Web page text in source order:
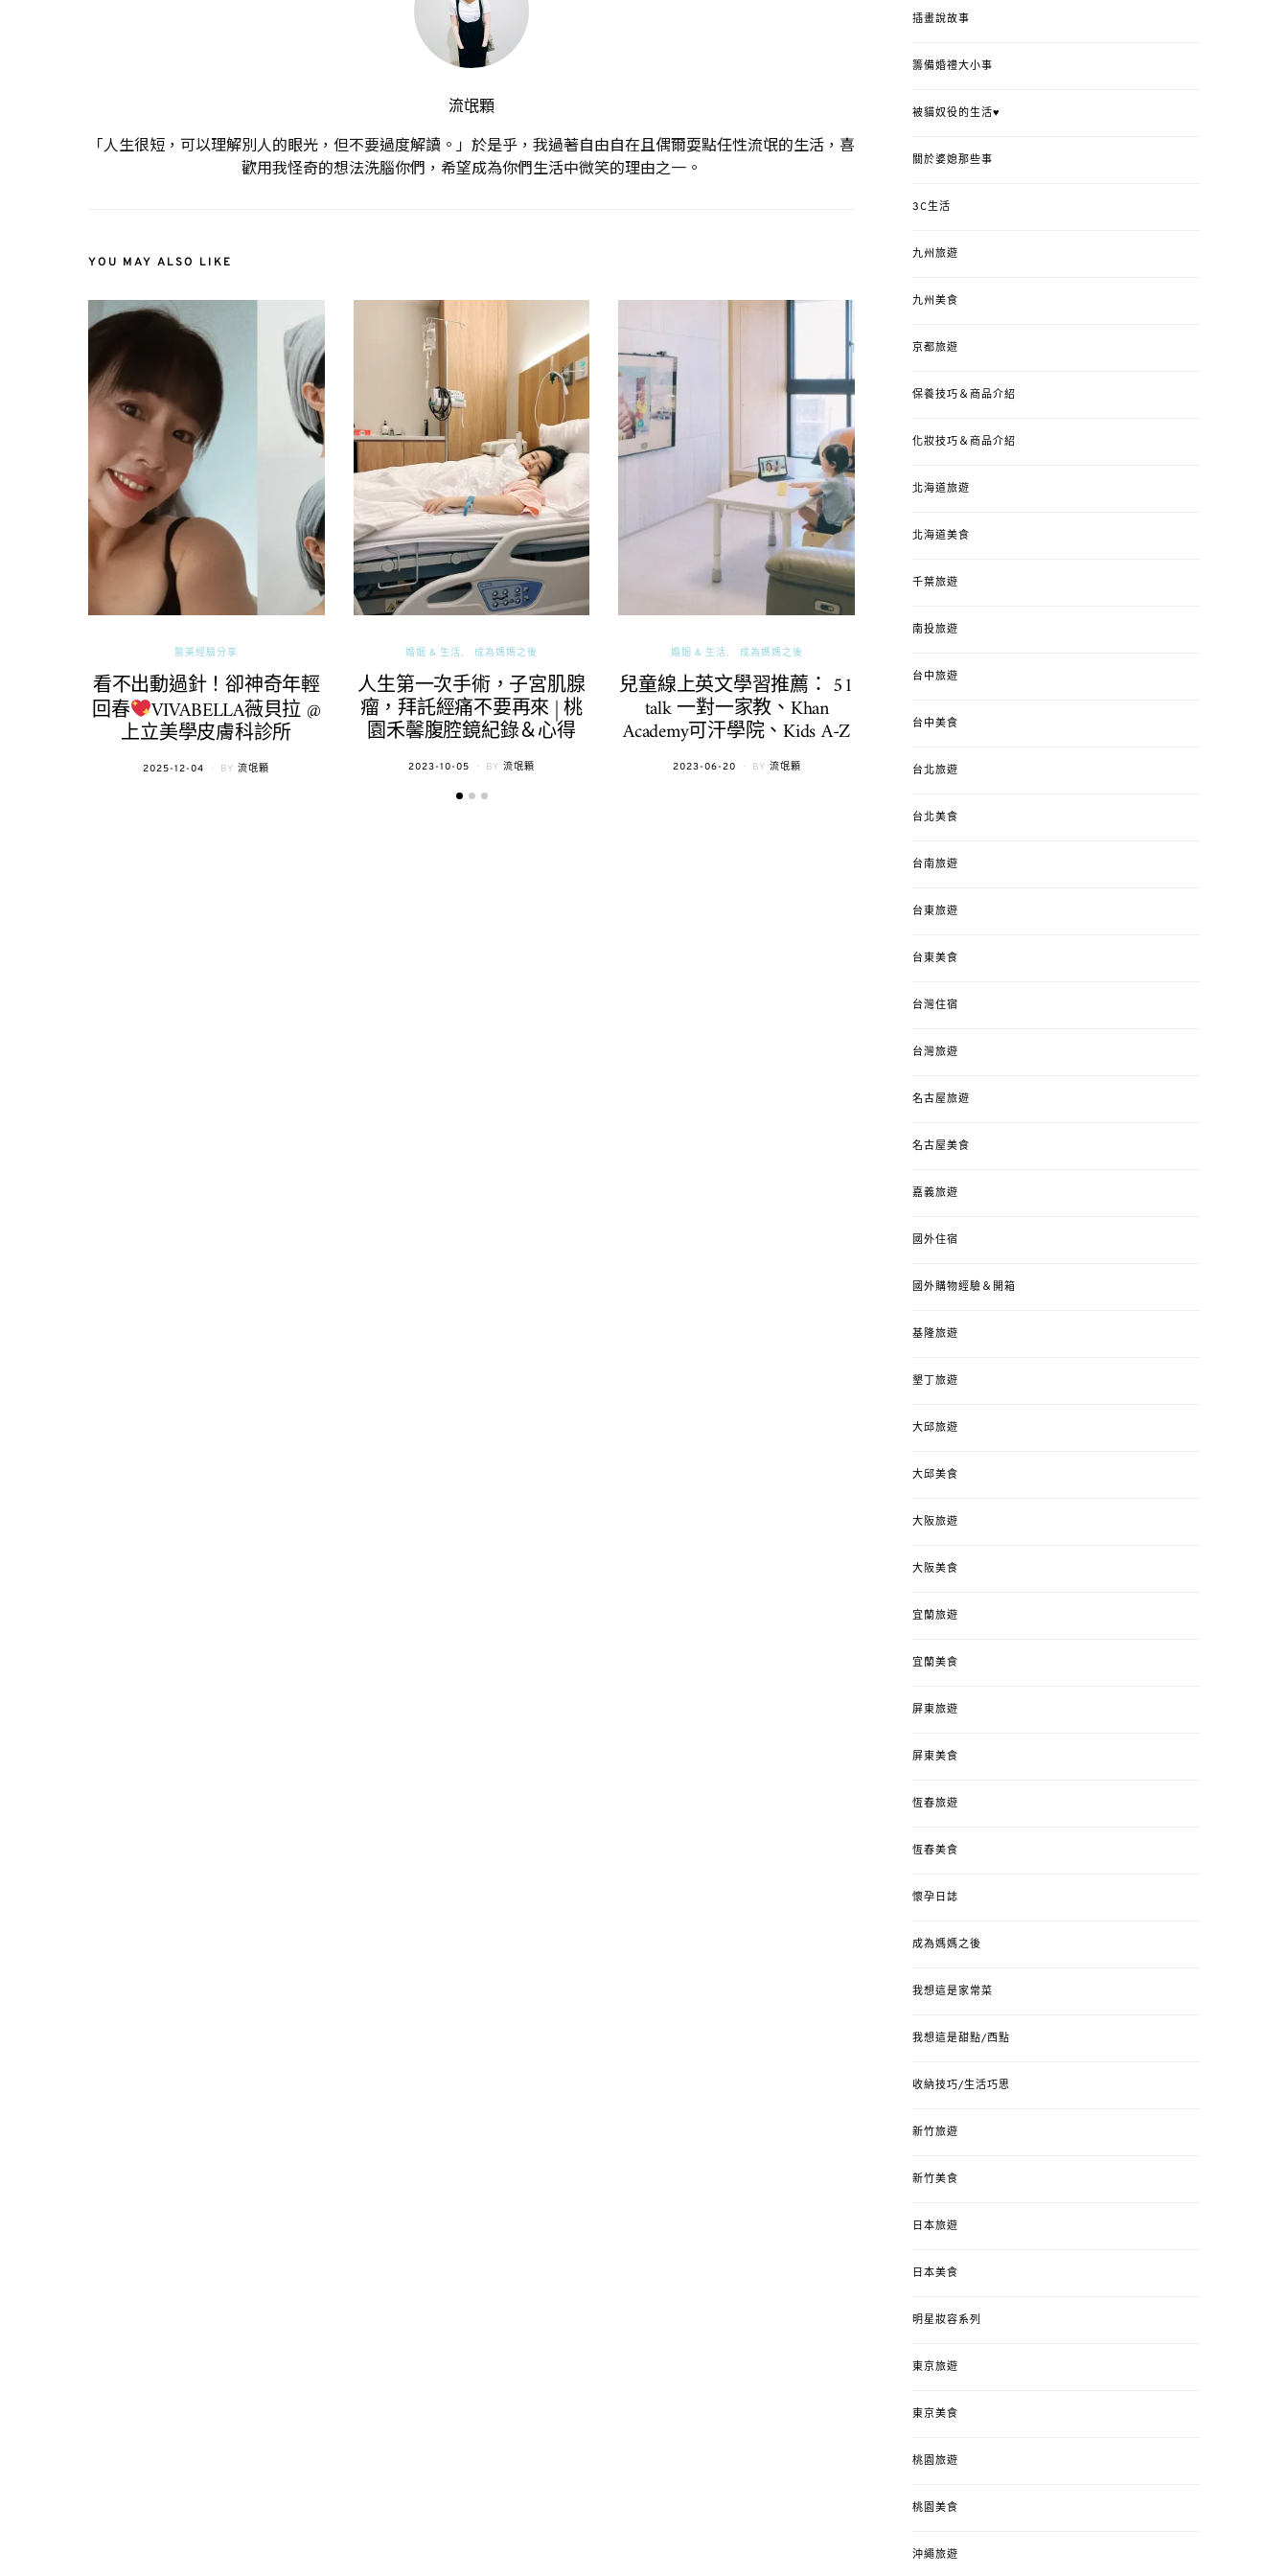
流氓顆
「人生很短，可以理解別人的眼光，但不要過度解讀。」於是乎，我過著自由自在且偶爾耍點任性流氓的生活，喜
歡用我怪奇的想法洗腦你們，希望成為你們生活中微笑的理由之一。
YOU MAY ALSO LIKE
醫美經驗分享
看不出動過針！卻神奇年輕
回春 VIVABELLA薇貝拉 @
上立美學皮膚科診所
POSTED
2025-12-04 BY 流氓顆
婚姻 & 生活 成為媽媽之後
人生第一次手術，子宮肌腺
瘤，拜託經痛不要再來 | 桃
園禾馨腹腔鏡紀錄＆心得
POSTED
2023-10-05 BY 流氓顆
婚姻 & 生活 成為媽媽之後
兒童線上英文學習推薦： 51
talk 一對一家教、Khan
Academy可汗學院、Kids A-Z
POSTED
2023-06-20 BY 流氓顆
4y3m ：視力檢查、練習犯
錯、認識華德福
插畫說故事
籌備婚禮大小事
被貓奴役的生活♥
關於婆媳那些事
3C生活
九州旅遊
九州美食
京都旅遊
保養技巧＆商品介紹
化妝技巧＆商品介紹
北海道旅遊
北海道美食
千葉旅遊
南投旅遊
台中旅遊
台中美食
台北旅遊
台北美食
台南旅遊
台東旅遊
台東美食
台灣住宿
台灣旅遊
名古屋旅遊
名古屋美食
嘉義旅遊
國外住宿
國外購物經驗＆開箱
基隆旅遊
墾丁旅遊
大邱旅遊
大邱美食
大阪旅遊
大阪美食
宜蘭旅遊
宜蘭美食
屏東旅遊
屏東美食
恆春旅遊
恆春美食
懷孕日誌
成為媽媽之後
我想這是家常菜
我想這是甜點/西點
收納技巧/生活巧思
新竹旅遊
新竹美食
日本旅遊
日本美食
明星妝容系列
東京旅遊
東京美食
桃園旅遊
桃園美食
沖繩旅遊